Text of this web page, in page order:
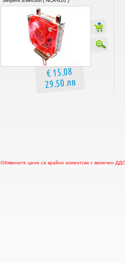
€ 15.08
29.50 лв
Обявените цени са крайно клиентски с включен ДДС